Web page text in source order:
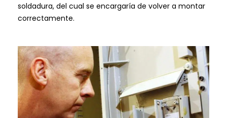
soldadura, del cual se encargaría de volver a montar
correctamente.